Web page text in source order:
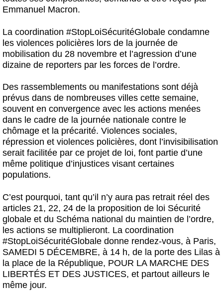
Emmanuel Macron.
La coordination #StopLoiSécuritéGlobale condamne
les violences policières lors de la journée de
mobilisation du 28 novembre et l’agression d’une
dizaine de reporters par les forces de l’ordre.
Des rassemblements ou manifestations sont déjà
prévus dans de nombreuses villes cette semaine,
souvent en convergence avec les actions menées
dans le cadre de la journée nationale contre le
chômage et la précarité. Violences sociales,
répression et violences policières, dont l’invisibilisation
serait facilitée par ce projet de loi, font partie d’une
même politique d’injustices visant certaines
populations.
C’est pourquoi, tant qu’il n’y aura pas retrait réel des
articles 21, 22, 24 de la proposition de loi Sécurité
globale et du Schéma national du maintien de l’ordre,
les actions se multiplieront. La coordination
#StopLoiSécuritéGlobale donne rendez-vous, à Paris,
SAMEDI 5 DÉCEMBRE, à 14 h, de la porte des Lilas à
la place de la République, POUR LA MARCHE DES
LIBERTÉS ET DES JUSTICES, et partout ailleurs le
même jour.